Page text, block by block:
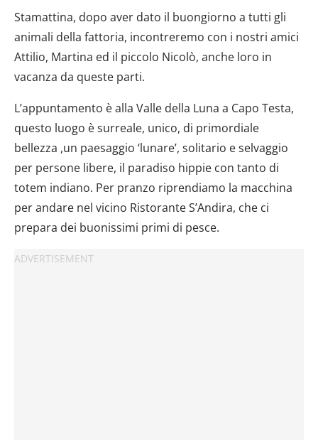
Stamattina, dopo aver dato il buongiorno a tutti gli
animali della fattoria, incontreremo con i nostri amici
Attilio, Martina ed il piccolo Nicolò, anche loro in
vacanza da queste parti.
L’appuntamento è alla Valle della Luna a Capo Testa,
questo luogo è surreale, unico, di primordiale
bellezza ,un paesaggio ‘lunare’, solitario e selvaggio
per persone libere, il paradiso hippie con tanto di
totem indiano. Per pranzo riprendiamo la macchina
per andare nel vicino Ristorante S’Andira, che ci
prepara dei buonissimi primi di pesce.